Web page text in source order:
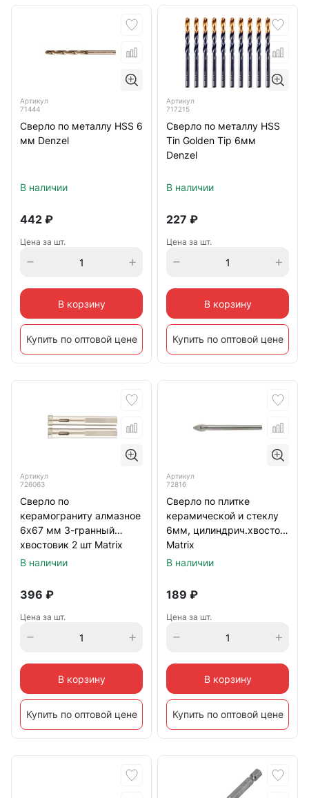
Артикул
71444
Сверло по металлу HSS 6
мм Denzel
В наличии
442 ₽
Цена за шт.
В корзину
Купить по оптовой цене
Артикул
717215
Сверло по металлу HSS
Tin Golden Tip 6мм
Denzel
В наличии
227 ₽
Цена за шт.
В корзину
Купить по оптовой цене
Артикул
726063
Сверло по
керамограниту алмазное
6х67 мм 3-гранный
хвостовик 2 шт Matrix
В наличии
396 ₽
Цена за шт.
В корзину
Купить по оптовой цене
Артикул
72816
Сверло по плитке
керамической и стеклу
6мм, цилиндрич.хвостов.
Matrix
В наличии
189 ₽
Цена за шт.
В корзину
Купить по оптовой цене